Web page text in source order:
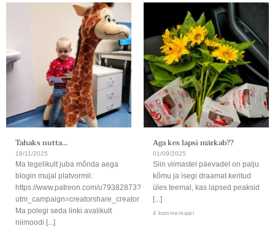
Tahaks nutta…
18/11/2025
Ma tegelikult juba mõnda aega
blogin mujal platvormil:
https://www.patreon.com/u79382873?
utm_campaign=creatorshare_creator
Ma polegi seda linki avalikult
niimoodi [...]
Aga kes lapsi märkab??
01/09/2025
Siin viimastel päevadel on palju
kõmu ja isegi draamat keritud
üles teemal, kas lapsed peaksid
[...]
4 kommentaari